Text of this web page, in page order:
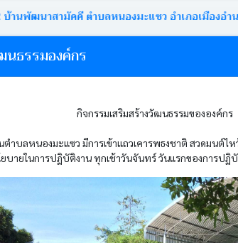
ตำบลหนองมะแซว อำเภอเมืองอำนาจเจริญ จังหวั
นธรรมองค์กร
กิจกรรมเสริมสร้างวัฒนธรรมขององค์กร
ตำบลหนองมะแซว มีการเข้าแถวเคารพธงชาติ สวดมนต์
บายในการปฏิบัติงาน ทุกเช้าวันจันทร์ วันแรกของการป